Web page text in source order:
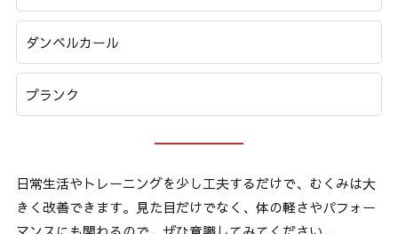
ダンベルカール
プランク
日常生活やトレーニングを少し工夫するだけで、むくみは大
きく改善できます。見た目だけでなく、体の軽さやパフォー